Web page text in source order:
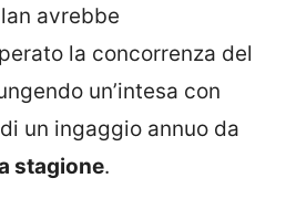
avrebbe
la concorrenza del
un’intesa con
un ingaggio annuo da
stagione.